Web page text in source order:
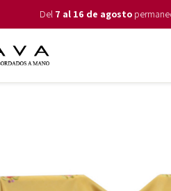
Del 7 al 16 de agosto